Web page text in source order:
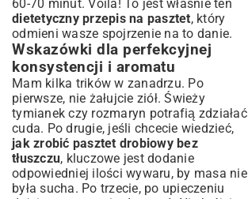
60-70 minut. Voila! To jest właśnie ten
dietetyczny przepis na pasztet, który
odmieni wasze spojrzenie na to danie.
Wskazówki dla perfekcyjnej
konsystencji i aromatu
Mam kilka trików w zanadrzu. Po
pierwsze, nie żałujcie ziół. Świeży
tymianek czy rozmaryn potrafią zdziałać
cuda. Po drugie, jeśli chcecie wiedzieć,
jak zrobić pasztet drobiowy bez
tłuszczu, kluczowe jest dodanie
odpowiedniej ilości wywaru, by masa nie
była sucha. Po trzecie, po upieczeniu